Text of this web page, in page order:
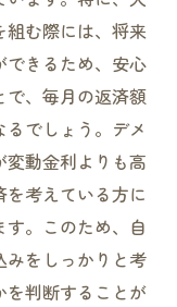
組む際には、将来
できるため、安心
で、毎月の返済額
でしょう。デメ
変動金利よりも高
考えている方に
。このため、自
みをしっかりと考
を判断することが